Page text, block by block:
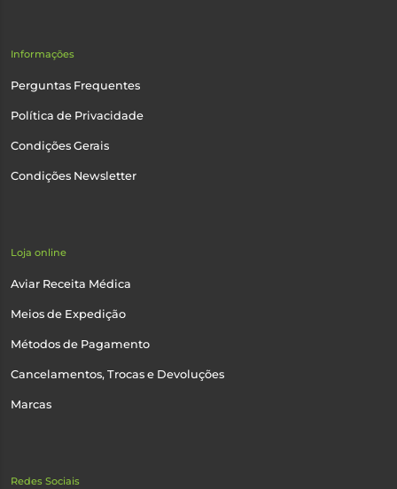
Informações
Perguntas Frequentes
Política de Privacidade
Condições Gerais
Condições Newsletter
Loja online
Aviar Receita Médica
Meios de Expedição
Métodos de Pagamento
Cancelamentos, Trocas e Devoluções
Marcas
Redes Sociais